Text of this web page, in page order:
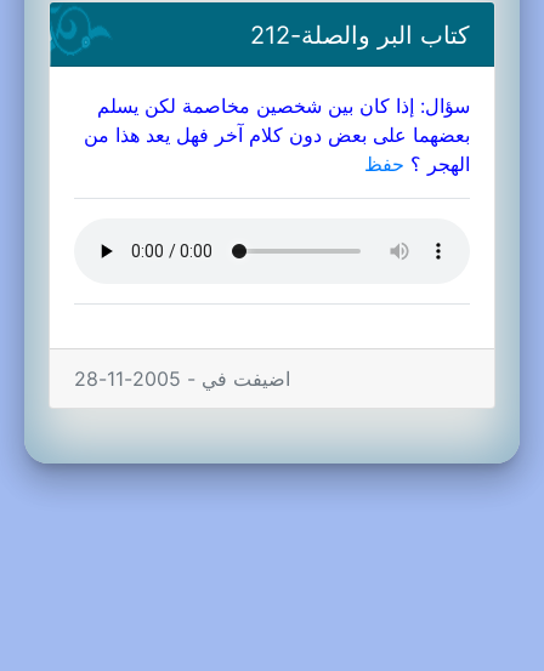
كتاب البر والصلة-212
سؤال: إذا كان بين شخصين مخاصمة لكن يسلم
بعضهما على بعض دون كلام آخر فهل يعد هذا من
الهجر ؟ حفظ
اضيفت في - 2005-11-28